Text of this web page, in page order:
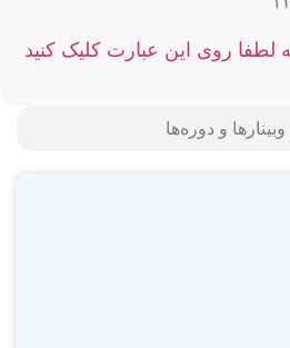
روی این عبارت کلیک کنید
و دوره‌ها